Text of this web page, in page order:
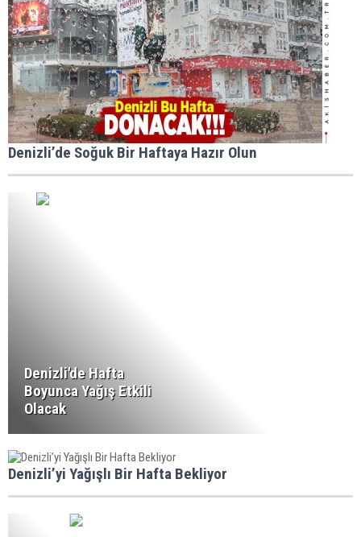
Denizli’de Soğuk Bir Haftaya Hazır Olun
Denizli'de Hafta
Boyunca Yağış Etkili
Olacak
Denizli’yi Yağışlı Bir Hafta Bekliyor